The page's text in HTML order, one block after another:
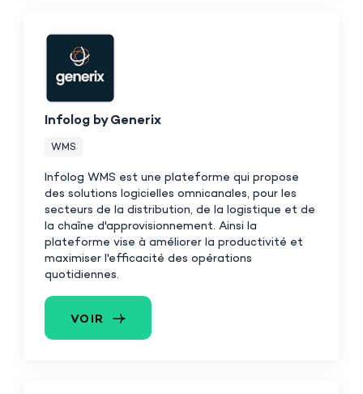
Infolog by Generix
WMS
Infolog WMS est une plateforme qui propose
des solutions logicielles omnicanales, pour les
secteurs de la distribution, de la logistique et de
la chaîne d'approvisionnement. Ainsi la
plateforme vise à améliorer la productivité et
maximiser l'efficacité des opérations
quotidiennes.
VOIR